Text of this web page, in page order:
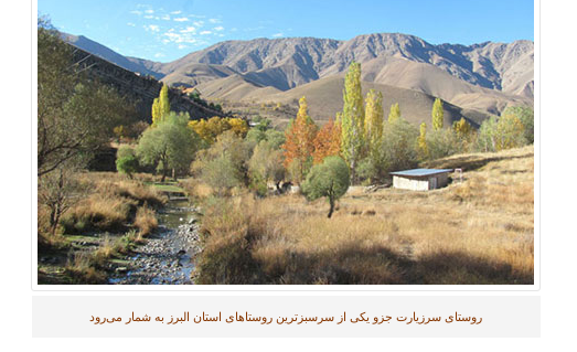
روستای سرزیارت جزو یکی از سرسبز‌ترین روستاهای استان البرز به شمار می‌رود